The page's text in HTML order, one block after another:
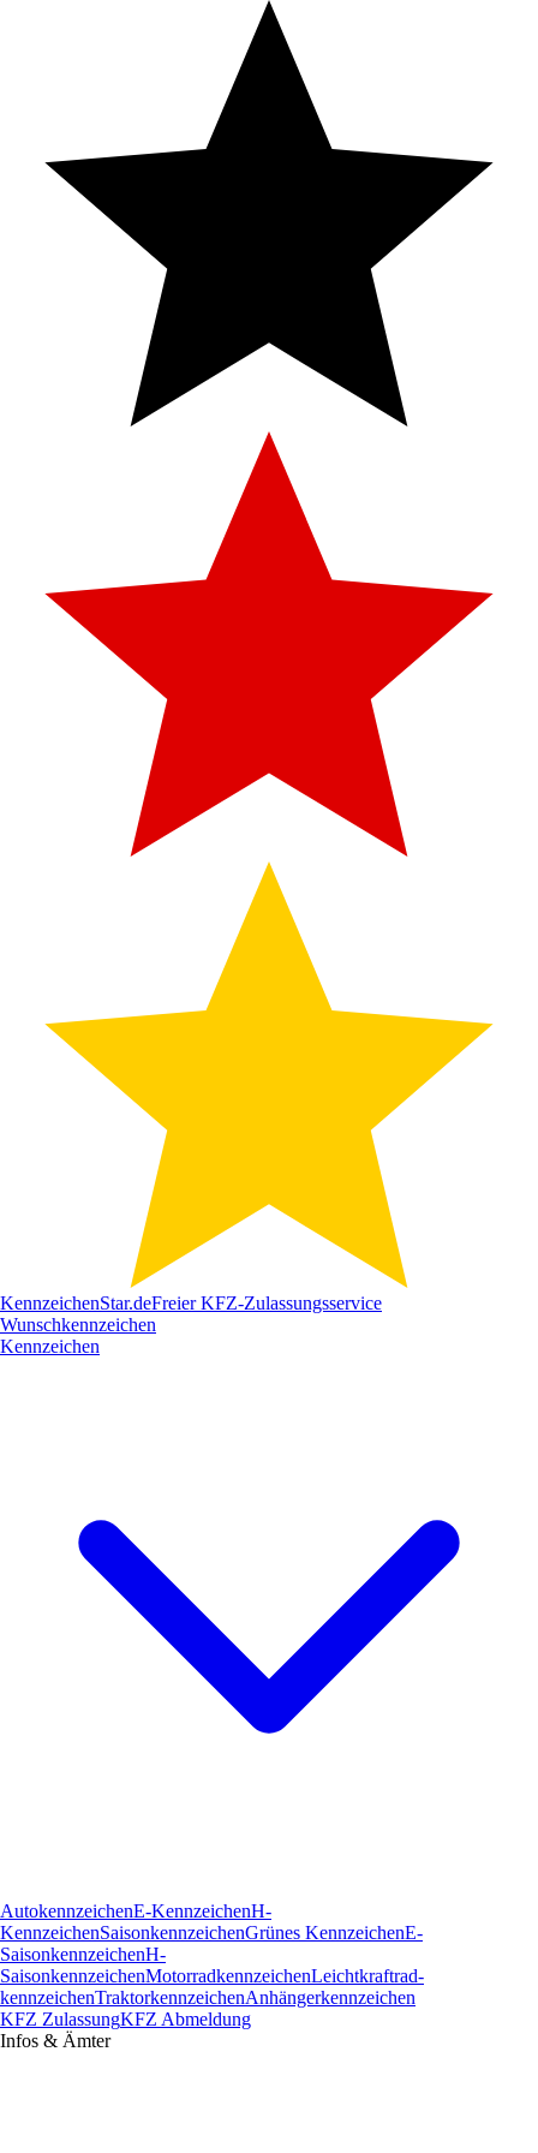
KennzeichenStar.deFreier KFZ-Zulassungsservice
Wunschkennzeichen
Kennzeichen
AutokennzeichenE-KennzeichenH-
KennzeichenSaisonkennzeichenGrünes KennzeichenE-
SaisonkennzeichenH-
SaisonkennzeichenMotorradkennzeichenLeichtkraftrad­
kennzeichenTraktorkennzeichenAnhängerkennzeichen
KFZ ZulassungKFZ Abmeldung
Infos & Ämter